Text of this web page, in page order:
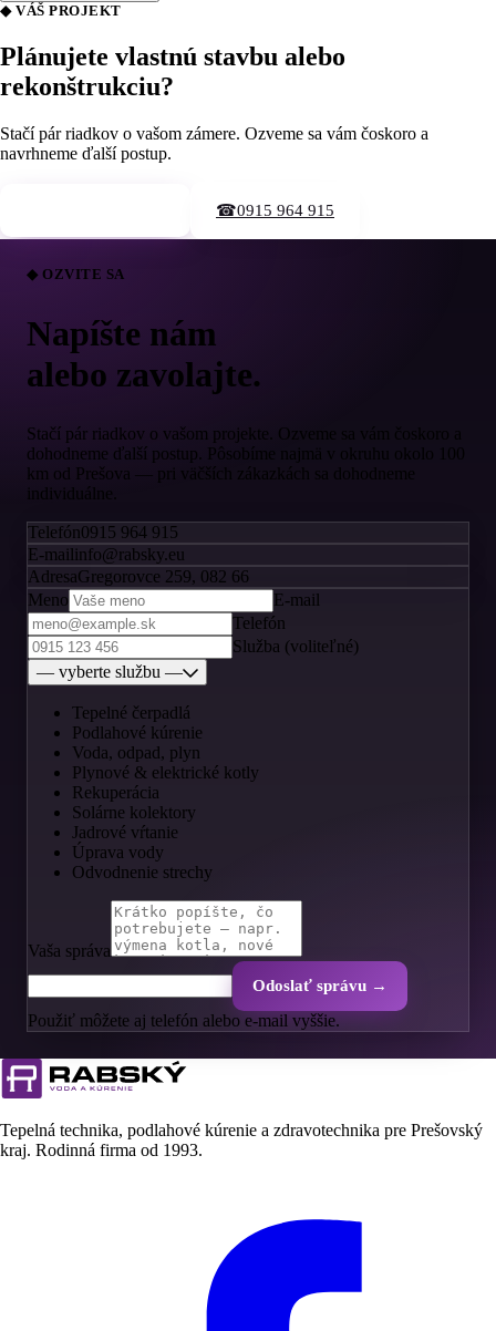
◆ VÁŠ PROJEKT
Plánujete vlastnú stavbu alebo
rekonštrukciu?
Stačí pár riadkov o vašom zámere. Ozveme sa vám čoskoro a
navrhneme ďalší postup.
☎0915 964 915
◆ OZVITE SA
Napíšte nám
alebo zavolajte.
Stačí pár riadkov o vašom projekte. Ozveme sa vám čoskoro a
dohodneme ďalší postup. Pôsobíme najmä v okruhu okolo 100
km od Prešova — pri väčších zákazkách sa dohodneme
individuálne.
Telefón0915 964 915
E-mailinfo@rabsky.eu
AdresaGregorovce 259, 082 66
Meno
E-mail
Telefón
Služba (voliteľné)
— vyberte službu —
Tepelné čerpadlá
Podlahové kúrenie
Voda, odpad, plyn
Plynové & elektrické kotly
Rekuperácia
Solárne kolektory
Jadrové vŕtanie
Úprava vody
Odvodnenie strechy
Vaša správa
Odoslať správu →
Použiť môžete aj telefón alebo e-mail vyššie.
Tepelná technika, podlahové kúrenie a zdravotechnika pre Prešovský
kraj. Rodinná firma od 1993.